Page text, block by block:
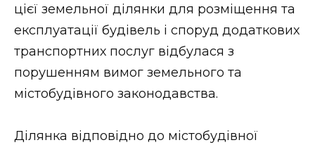
ФОТО
ВІДЕО
цієї земельної ділянки для розміщення та
експлуатації будівель і споруд додаткових
транспортних послуг відбулася з
порушенням вимог земельного та
містобудівного законодавства.
Ділянка відповідно до містобудівної